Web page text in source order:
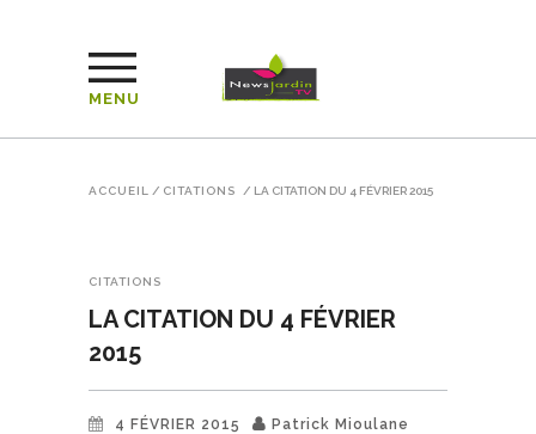
MENU
ACCUEIL / CITATIONS / LA CITATION DU 4 FÉVRIER 2015
CITATIONS
LA CITATION DU 4 FÉVRIER
2015
4 FÉVRIER 2015
Patrick Mioulane